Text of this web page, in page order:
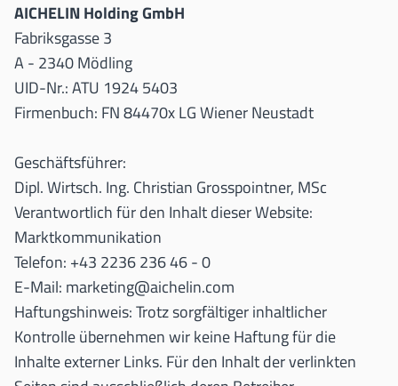
AICHELIN Holding GmbH
Fabriksgasse 3
A - 2340 Mödling
UID-Nr.: ATU 1924 5403
Firmenbuch: FN 84470x LG Wiener Neustadt
Geschäftsführer:
Dipl. Wirtsch. Ing. Christian Grosspointner, MSc
Verantwortlich für den Inhalt dieser Website:
Marktkommunikation
Telefon: +43 2236 236 46 - 0
E-Mail: marketing@aichelin.com
Haftungshinweis: Trotz sorgfältiger inhaltlicher
Kontrolle übernehmen wir keine Haftung für die
Inhalte externer Links. Für den Inhalt der verlinkten